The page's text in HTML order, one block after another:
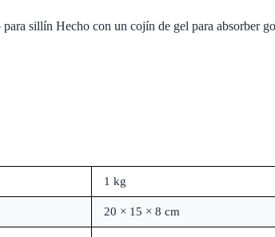
sillín Hecho con un cojín de gel para absorber
1 kg
20 × 15 × 8 cm